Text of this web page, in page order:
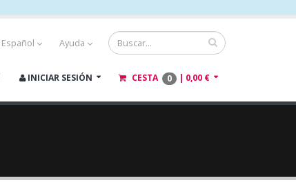
Español Ayuda
INICIAR SESIÓN CESTA 0 | 0,00 €